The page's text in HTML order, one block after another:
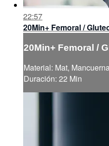
22:57
20Min+ Femoral /
20Min+ Femoral /
Material: Mat,
Duración: 22 Min